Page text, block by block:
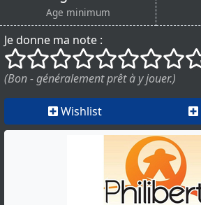
Age minimum
Je donne ma note :
()
() () () () () () ()
(Bon - généralement prêt à y jouer.)
Wishlist